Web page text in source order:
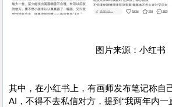
图片来源：小红书
其中，在小红书上，有画师发布笔记称自
AI，不得不去私信对方，提到“我两年内